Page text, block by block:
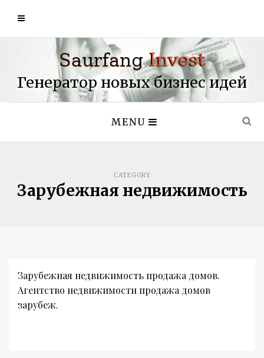
Генератор новых бизнес идей
MENU
CATEGORY
Зарубежная недвижимость
Зарубежная недвижимость продажа домов.
Агентство недвижимости продажа домов
зарубеж.